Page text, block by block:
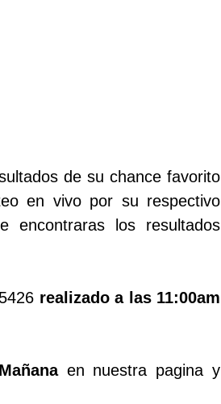
de su chance favorito
en vivo por su respectivo
encontraras los resultados
realizado a las 11:00am
en nuestra pagina y